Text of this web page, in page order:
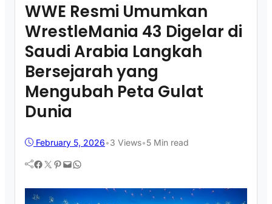
WWE Resmi Umumkan
WrestleMania 43 Digelar di
Saudi Arabia Langkah
Bersejarah yang
Mengubah Peta Gulat
Dunia
February 5, 2026•3 Views•5 Min read
Facebook Twitter Pinterest Mail WhatsApp